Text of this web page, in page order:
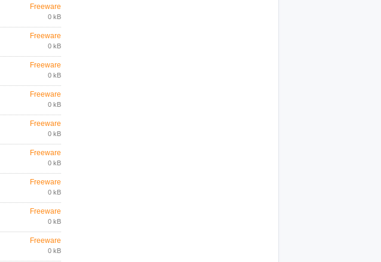
Freeware
0 kB
Freeware
0 kB
Freeware
0 kB
Freeware
0 kB
Freeware
0 kB
Freeware
0 kB
Freeware
0 kB
Freeware
0 kB
Freeware
0 kB